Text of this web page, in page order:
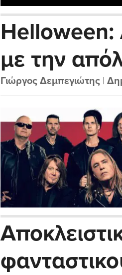
Helloween:
με την
μελωδικού
Γιώργος Δεμπεγιώτης |